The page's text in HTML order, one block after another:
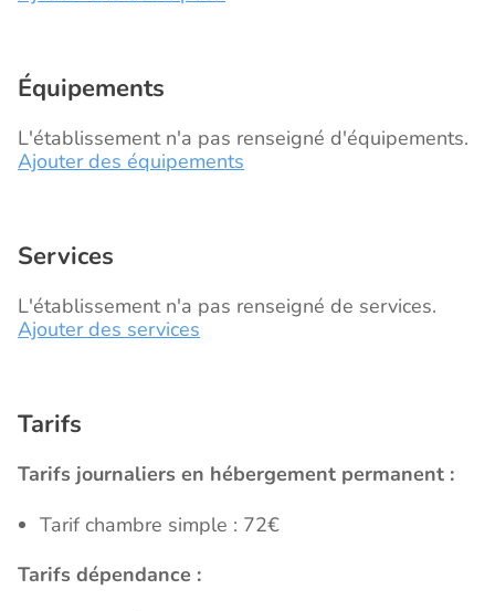
Équipements
L'établissement n'a pas renseigné d'équipements.
Ajouter des équipements
Services
L'établissement n'a pas renseigné de services.
Ajouter des services
Tarifs
Tarifs journaliers en hébergement permanent :
Tarif chambre simple : 72€
Tarifs dépendance :